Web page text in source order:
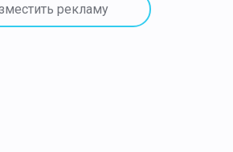
рекламу